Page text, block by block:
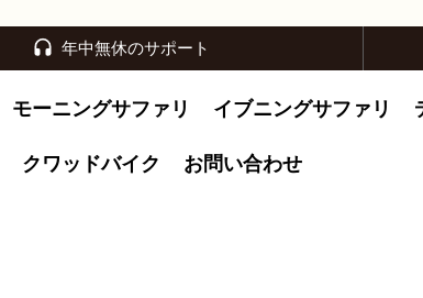
年中無休のサポート
モーニングサファリ イブニングサファリ
クワッドバイク お問い合わせ